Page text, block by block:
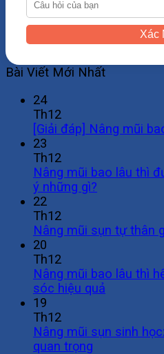
Xác
Bài Viết Mới Nhất
24
Th12
[Giải đáp] Nâng mũi
23
Th12
Nâng mũi bao lâu thì
ý những gì?
22
Th12
Nâng mũi sụn tự thân
20
Th12
Nâng mũi bao lâu thì
sóc hiệu quả
19
Th12
Nâng mũi sụn sinh
quan trọng